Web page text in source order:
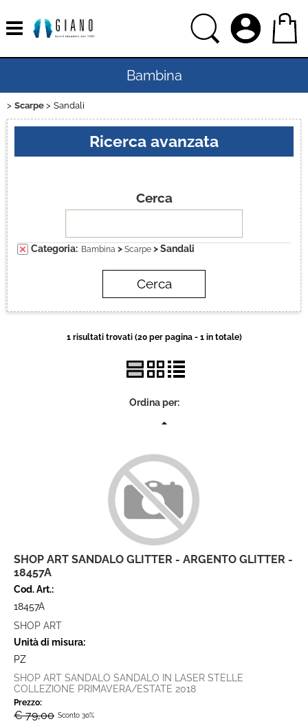
Uomo
Bambina
Sport
Ciclismo
Brand
Contatti
Scarpe Sandali
Ricerca avanzata
Cerca
Categoria: Bambina > Scarpe > Sandali
1 risultati trovati (20 per pagina - 1 in totale)
Ordina per:
SHOP ART SANDALO GLITTER - ARGENTO GLITTER -
18457A
Cod. Art.:
18457A
SHOP ART
Unità di misura:
PZ
SHOP ART SANDALO SANDALO IN LASER STELLE
COLLEZIONE PRIMAVERA/ESTATE 2018
Prezzo:
€ 79,00 Sconto 30%